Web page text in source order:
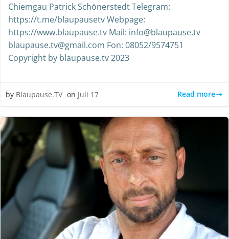
Chiemgau Patrick Schönerstedt Telegram:
https://t.me/blaupausetv Webpage:
https://www.blaupause.tv Mail: info@blaupause.tv
blaupause.tv@gmail.com Fon: 08052/9574751
Copyright by blaupause.tv 2023
by Blaupause.TV on Juli 17 Read more